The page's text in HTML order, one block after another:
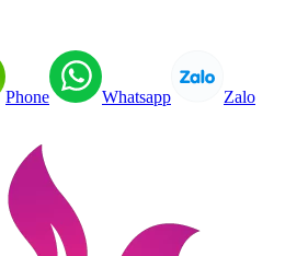
Phone Whatsapp Zalo